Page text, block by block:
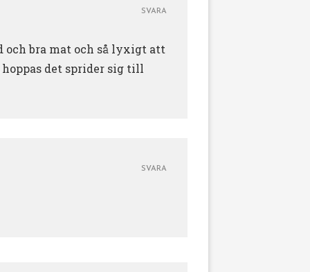
och bra mat och så lyxigt att
det sprider sig till
SVARA
SVARA